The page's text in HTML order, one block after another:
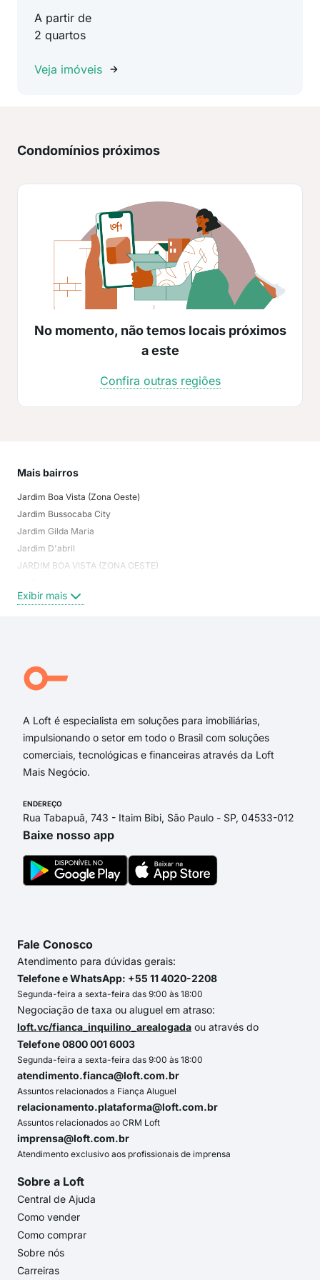
A partir de
2 quartos
Veja imóveis
Condomínios próximos
No momento, não temos locais próximos
a este
Confira outras regiões
Mais bairros
Jardim Boa Vista (Zona Oeste)
Jardim Bussocaba City
Jardim Gilda Maria
Jardim D'abril
JARDIM BOA VISTA (ZONA OESTE)
Exibir mais
A Loft é especialista em soluções para imobiliárias,
impulsionando o setor em todo o Brasil com soluções
comerciais, tecnológicas e financeiras através da Loft
Mais Negócio.
ENDEREÇO
Rua Tabapuã, 743 - Itaim Bibi, São Paulo - SP, 04533-012
Baixe nosso app
Fale Conosco
Atendimento para dúvidas gerais:
Telefone e WhatsApp: +55 11 4020-2208
Segunda-feira a sexta-feira das 9:00 às 18:00
Negociação de taxa ou aluguel em atraso:
loft.vc/fianca_inquilino_arealogada ou através do
Telefone 0800 001 6003
Segunda-feira a sexta-feira das 9:00 às 18:00
atendimento.fianca@loft.com.br
Assuntos relacionados a Fiança Aluguel
relacionamento.plataforma@loft.com.br
Assuntos relacionados ao CRM Loft
imprensa@loft.com.br
Atendimento exclusivo aos profissionais de imprensa
Sobre a Loft
Central de Ajuda
Como vender
Como comprar
Sobre nós
Carreiras